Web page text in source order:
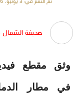
صحيفة الشمال
وثق مقطع
في مطار